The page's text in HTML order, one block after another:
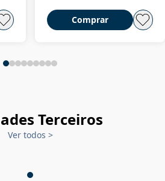
Comprar
Terceiros
Ver todos >